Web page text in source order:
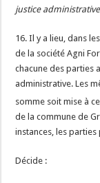
justice
16. Il y a lieu, dans
de la société Agni
chacune des parties
administrative. Les
somme soit mise à
de la commune de
instances, les parties
Décide :